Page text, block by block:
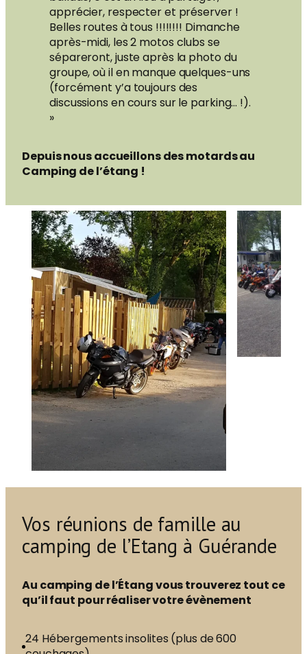
apprécier, respecter et préserver !
Belles routes à tous !!!!!!!! Dimanche
après-midi, les 2 motos clubs se
sépareront, juste après la photo du
groupe, où il en manque quelques-uns
(forcément y’a toujours des
discussions en cours sur le parking… !).
»
Depuis nous accueillons des motards au
Camping de l’étang !
Vos réunions de famille au
camping de l’Etang à Guérande
Au camping de l’Étang vous trouverez tout ce
qu’il faut pour réaliser votre évènement
24 Hébergements insolites (plus de 600